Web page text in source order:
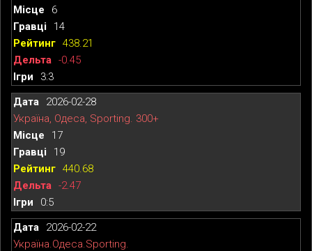
6
14
438.21
-0.45
3:3
2026-02-28
Україна, Одеса, Sporting. 300+
17
19
440.68
-2.47
0:5
2026-02-22
Україна.Одеса.Sporting.